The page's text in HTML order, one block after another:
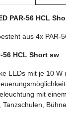
PAR-56 HCL
aus 4x
56 HCL Short sw
LEDs mit je 10 W
mit
Tanzschulen,